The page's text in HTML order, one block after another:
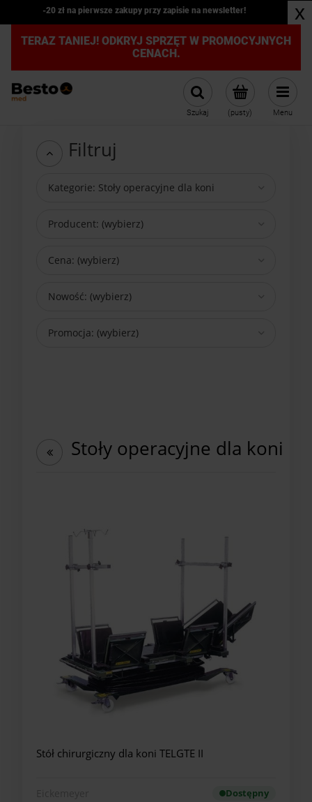
-20 zł na pierwsze zakupy przy zapisie na newsletter! x
TERAZ TANIEJ! ODKRYJ SPRZĘT W PROMOCYJNYCH
CENACH.
(pusty)
Szukaj Menu
Filtruj
Kategorie: Stoły operacyjne dla koni
Producent: (wybierz)
Cena: (wybierz)
Nowość: (wybierz)
Promocja: (wybierz)
Stoły operacyjne dla koni
Stół chirurgiczny dla koni TELGTE II
Dostępny